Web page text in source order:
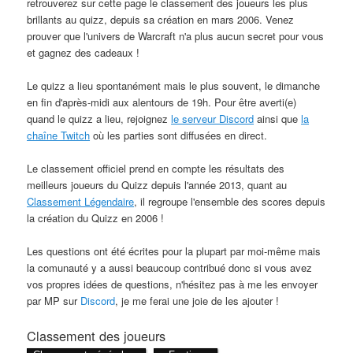
brillants au quizz, depuis sa création en mars 2006. Venez
prouver que l'univers de Warcraft n'a plus aucun secret pour vous
et gagnez des cadeaux !
Le quizz a lieu spontanément mais le plus souvent, le dimanche
en fin d'après-midi aux alentours de 19h. Pour être averti(e)
quand le quizz a lieu, rejoignezle serveur Discord ainsi quela
chaîne Twitch où les parties sont diffusées en direct.
Le classement officiel prend en compte les résultats des
meilleurs joueurs du Quizz depuis l'année 2013, quant au
Classement Légendaire, il regroupe l'ensemble des scores depuis
la création du Quizz en 2006 !
Les questions ont été écrites pour la plupart par moi-même mais
la comunauté y a aussi beaucoup contribué donc si vous avez
vos propres idées de questions, n'hésitez pas à me les envoyer
par MP sur Discord, je me ferai une joie de les ajouter !
Classement des joueurs